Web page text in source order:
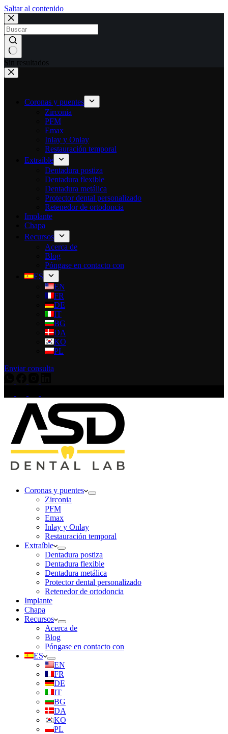
Saltar al contenido
Sin resultados
Coronas y puentes
Zirconia
PFM
Emax
Inlay y Onlay
Restauración temporal
Extraíble
Dentadura postiza
Dentadura flexible
Dentadura metálica
Protector dental personalizado
Retenedor de ortodoncia
Implante
Chapa
Recursos
Acerca de
Blog
Póngase en contacto con
ES
EN
FR
DE
IT
BG
DA
KO
PL
Enviar consulta
Coronas y puentes
Zirconia
PFM
Emax
Inlay y Onlay
Restauración temporal
Extraíble
Dentadura postiza
Dentadura flexible
Dentadura metálica
Protector dental personalizado
Retenedor de ortodoncia
Implante
Chapa
Recursos
Acerca de
Blog
Póngase en contacto con
ES
EN
FR
DE
IT
BG
DA
KO
PL